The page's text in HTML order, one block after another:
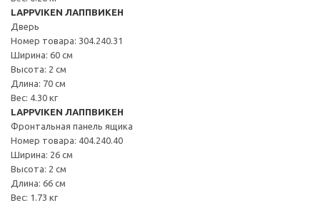
LAPPVIKEN ЛАППВИКЕН
Дверь
Номер товара: 304.240.31
Ширина: 60 см
Высота: 2 см
Длина: 70 см
Вес: 4.30 кг
LAPPVIKEN ЛАППВИКЕН
Фронтальная панель ящика
Номер товара: 404.240.40
Ширина: 26 см
Высота: 2 см
Длина: 66 см
Вес: 1.73 кг